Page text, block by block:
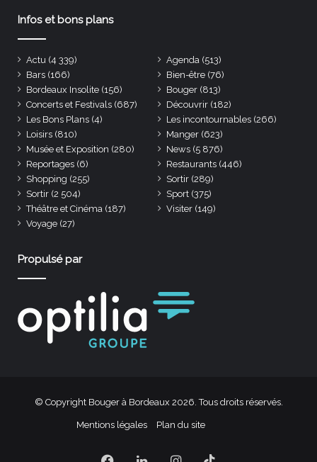
Infos et bons plans
Actu (4 339) Agenda (513)
Bars (166) Bien-être (76)
Bordeaux Insolite (156) Bouger (813)
Concerts et Festivals (687) Découvrir (182)
Les Bons Plans (4) Les incontournables (266)
Loisirs (810) Manger (623)
Musée et Exposition (280) News (5 876)
Reportages (6) Restaurants (446)
Shopping (255) Sortir (289)
Sortir (2 504) Sport (375)
Théâtre et Cinéma (187) Visiter (149)
Voyage (27)
Propulsé par
© Copyright Bouger à Bordeaux 2026. Tous droits réservés.
Mentions légales Plan du site